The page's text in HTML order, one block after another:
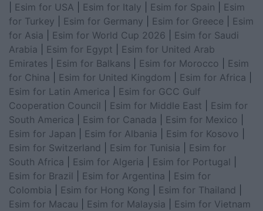
Esim for USA Esim for Italy Esim for Spain
Esim
for Turkey
Esim for Germany Esim for Greece
Esim
for Asia
Esim for World Cup 2026
Esim for Saudi
Arabia
Esim for Egypt
Esim for United Arab
Emirates
Esim for Balkans Esim for Morocco
Esim
for China
Esim for United Kingdom Esim for Africa
Esim for Latin America
Esim for GCC Gulf
Cooperation Council
Esim for Middle East
Esim for
South America
Esim for Canada Esim for Mexico
Esim for Japan
Esim for Albania Esim for Kosovo
Esim for Switzerland
Esim for Tunisia
Esim for
South Africa
Esim for Algeria Esim for Portugal
Esim for Brazil
Esim for Argentina
Esim for
Colombia
Esim for Hong Kong Esim for Thailand
Esim for Macau
Esim for Malaysia
Esim for Vietnam